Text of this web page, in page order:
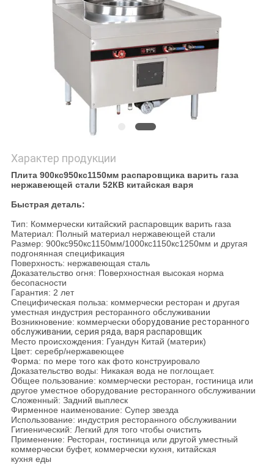
Характер продукции
Плита 900кс950кс1150мм распаровщика варить газа
нержавеющей стали 52КВ китайская варя
Быстрая деталь:
Тип: Коммерчески китайский распаровщик варить газа
Материал: Полный материал нержавеющей стали
Размер: 900кс950кс1150мм/1000кс1150кс1250мм и другая
подгонянная спецификация
Поверхность: нержавеющая сталь
Доказательство огня: Поверхностная высокая норма
бесопасности
Гарантия: 2 лет
Специфическая польза: коммерчески ресторан и другая
уместная индустрия ресторанного обслуживании
Возникновение: коммерчески оборудование ресторанного
обслуживании, серия ряда, варя распаровщик
Место происхождения: Гуандун Китай (материк)
Цвет: серебр/нержавеющее
Форма: по мере того как фото конструировало
Доказательство воды: Никакая вода не поглощает.
Общее пользование: коммерчески ресторан, гостиница или
другое уместное оборудование ресторанного обслуживании
Сложенный: Задний выплеск
Фирменное наименование: Супер звезда
Использование: индустрия ресторанного обслуживании
Гигиенический: Легкий для того чтобы очистить
Применение: Ресторан, гостиница или другой уместный
коммерчески буфет, коммерчески кухня, китайская
кухня еды